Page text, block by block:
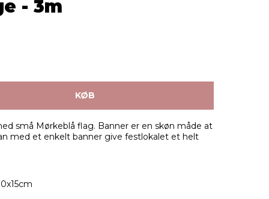
- 3m
KØB
små Mørkeblå flag. Banner er en skøn måde at
med et enkelt banner give festlokalet et helt